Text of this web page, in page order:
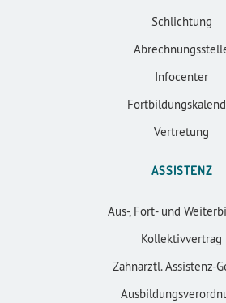
Schlichtung
Infocenter
Vertretung
ASSISTENZ
Aus-, Fort- und
Kollektivvertrag
Zahnärztl. Assistenz-